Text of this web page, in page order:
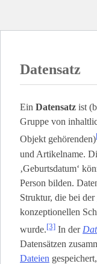
Datensatz
Ein Datensatz ist
Gruppe von
Objekt gehörenden)
und Artikelname.
‚Geburtsdatum‘
Person bilden.
Struktur, die bei der
konzeptionellen
wurde.[3] In der
Datensätzen
Dateien